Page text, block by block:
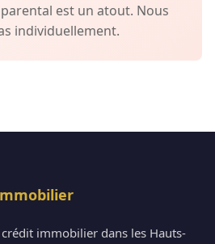
est un atout. Nous
individuellement.
immobilier dans les Hauts-